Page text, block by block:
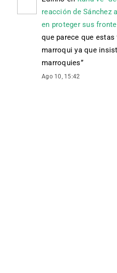
reacción de Sánchez
en proteger sus
que parece que estas
marroqui ya que
marroquies”
Ago 10, 15:42